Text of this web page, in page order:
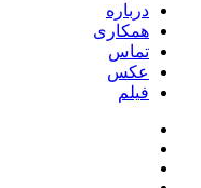
درباره
همکاری
تماس
عکس
فیلم